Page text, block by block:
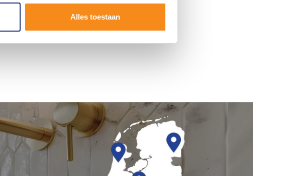
Alles toestaan